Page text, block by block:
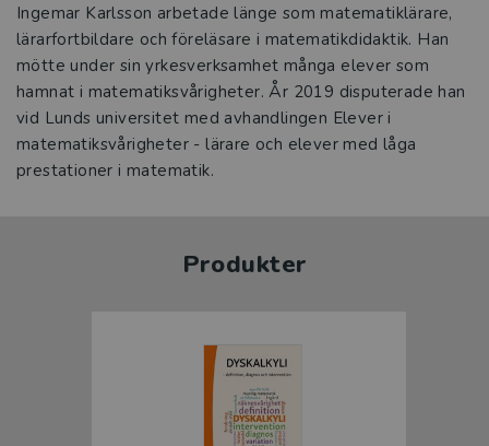
Ingemar Karlsson arbetade länge som matematiklärare,
lärarfortbildare och föreläsare i matematikdidaktik. Han
mötte under sin yrkesverksamhet många elever som
hamnat i matematiksvårigheter. År 2019 disputerade han
vid Lunds universitet med avhandlingen Elever i
matematiksvårigheter - lärare och elever med låga
prestationer i matematik.
Produkter